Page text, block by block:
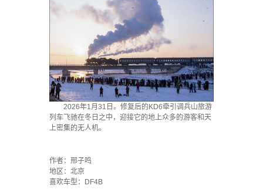
2026年1月31日。修复后的KD6牵引调兵山旅游
列车飞驰在冬日之中，迎接它的地上众多的游客和天
上密集的无人机。
作者：邢子鸣
地区：北京
喜欢车型：DF4B